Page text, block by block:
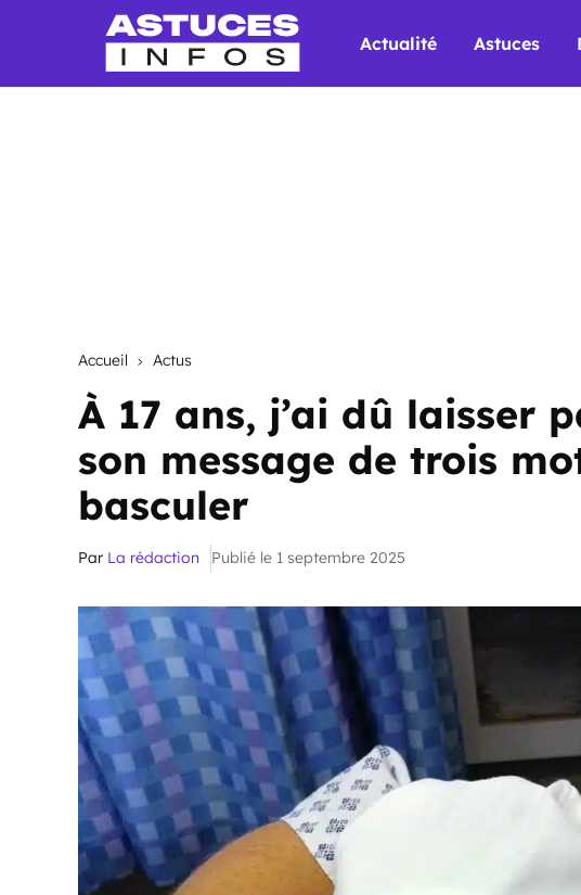
Actualité Astuces
Accueil Actus
À 17 ans, j’ai dû laisser
son message de trois
basculer
Par La rédaction Publié le 1 septembre 2025